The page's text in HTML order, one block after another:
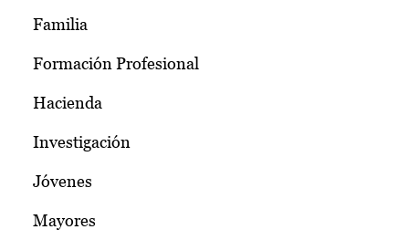
Familia
Formación Profesional
Hacienda
Investigación
Jóvenes
Mayores